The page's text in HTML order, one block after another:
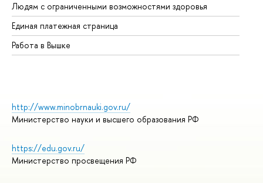
Людям с ограниченными возможностями здоровья
Единая платежная страница
Работа в Вышке
http://www.minobrnauki.gov.ru/
Министерство науки и высшего образования РФ
https://edu.gov.ru/
Министерство просвещения РФ